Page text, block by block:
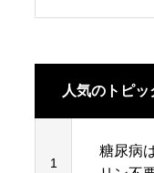
人気のトピッ
1
糖尿病